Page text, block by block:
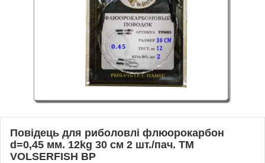
Повідець для риболовлі флюорокарбон
d=0,45 мм. 12kg 30 см 2 шт./пач. ТМ
VOLSERFISH BP